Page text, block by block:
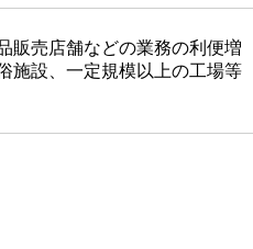
販売店舗などの業務の利便増
施設、一定規模以上の工場等